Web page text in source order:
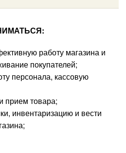
работу магазина и
покупателей;
персонала, кассовую
прием товара;
инвентаризацию и вести